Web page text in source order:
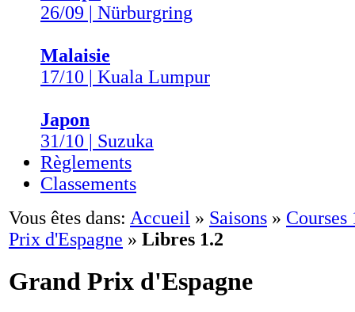
26/09 | Nürburgring
Malaisie
17/10 | Kuala Lumpur
Japon
31/10 | Suzuka
Règlements
Classements
Vous êtes dans: Accueil » Saisons » Courses
Prix d'Espagne » Libres 1.2
Grand Prix d'Espagne